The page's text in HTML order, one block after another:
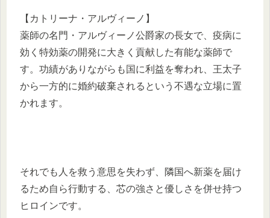
【カトリーナ・アルヴィーノ】
薬師の名門・アルヴィーノ公爵家の長女で、疫病に
効く特効薬の開発に大きく貢献した有能な薬師で
す。功績がありながらも国に利益を奪われ、王太子
から一方的に婚約破棄されるという不遇な立場に置
かれます。
それでも人を救う意思を失わず、隣国へ新薬を届け
るため自ら行動する、芯の強さと優しさを併せ持つ
ヒロインです。